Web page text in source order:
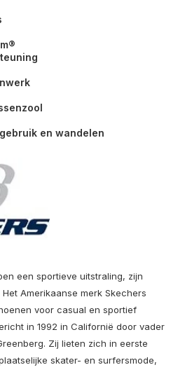
en wandelen
een sportieve uitstraling, zijn
Amerikaanse merk Skechers
voor casual en sportief
in 1992 in Californië door vader
Zij lieten zich in eerste
skater- en surfersmode,